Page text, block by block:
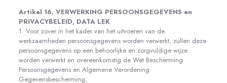
Artikel 16. VERWERKING PERSOONSGEGEVENS en
PRIVACYBELEID, DATA LEK
1. Voor zover in het kader van het uitvoeren van de
werkzaamheden persoonsgegevens worden verwerkt, zullen deze
persoonsgegevens op een behoorlijke en zorgvuldige wijze
worden verwerkt en overeenkomstig de Wet Bescherming
Persoonsgegevens en Algemene Verordening
Gegevensbescherming;